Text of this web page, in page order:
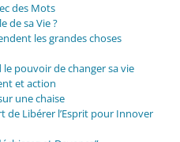
des Mots
de sa Vie ?
les grandes choses
pouvoir de changer sa vie
et action
une chaise
de Libérer l’Esprit pour Innover